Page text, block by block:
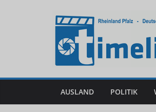
AUSLAND POLITIK